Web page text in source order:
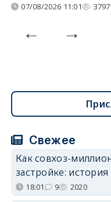
07/08/2026 11:01 3797
Свежее
Как совхоз-
застройке:
18:01 9 2020